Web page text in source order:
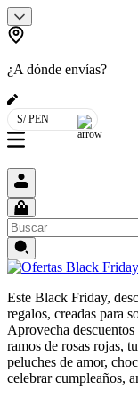
¿A dónde envías?
S/ PEN
Este Black Friday,
regalos, creadas para
Aprovecha
ramos de rosas rojas,
peluches de amor,
celebrar cumpleaños,